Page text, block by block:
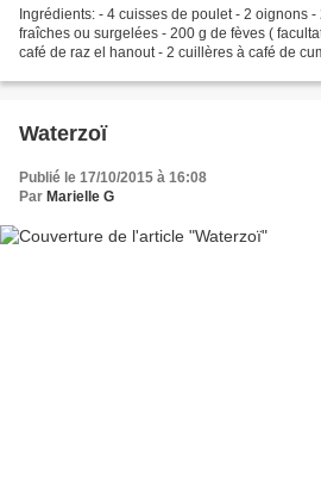
Ingrédients: - 4 cuisses de poulet - 2 oignons
fraîches ou surgelées - 200 g de fèves (
café de raz el hanout - 2 cuillères à café de
Waterzoï
Publié le 17/10/2015 à 16:08
Par Marielle G